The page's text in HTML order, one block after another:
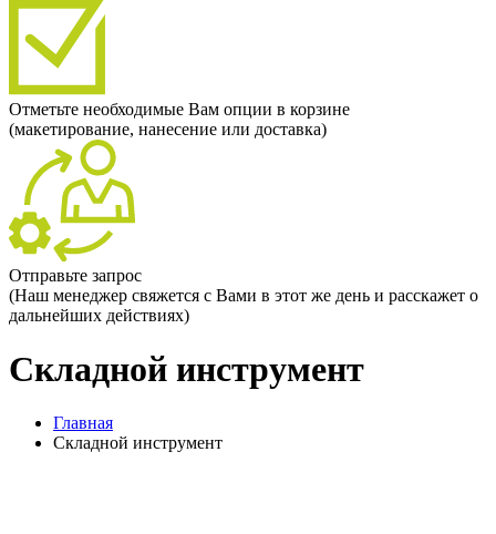
Отметьте необходимые Вам опции в корзине
(макетирование, нанесение или доставка)
Отправьте запрос
(Наш менеджер свяжется с Вами в этот же день и расскажет о
дальнейших действиях)
Складной инструмент
Главная
Складной инструмент